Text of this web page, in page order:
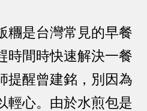
糰是台灣常見的早餐
時間時快速解決一餐
提醒曾建銘，別因為
輕心。由於水煎包是